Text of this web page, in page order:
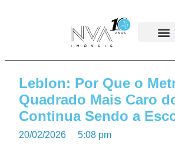
Leblon: Por Que o
Quadrado Mais Caro
Continua Sendo a
20/02/2026 5:08 pm